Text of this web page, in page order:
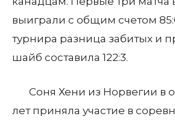
выиграли с общим счетом
турнира разница забитых и
шайб составила 122:3.
Соня Хени из Норвегии в
лет приняла участие в